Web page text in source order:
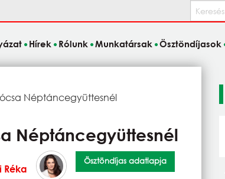
Keresés
Hírek Rólunk Munkatársak Ösztöndíjasok
Néptáncegyüttesnél
Néptáncegyüttesnél
Réka
Ösztöndíjas adatlapja